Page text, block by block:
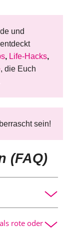
und
, Life-Hacks,
, die Euch
sein!
(FAQ)
Beta-Carotin
rote oder